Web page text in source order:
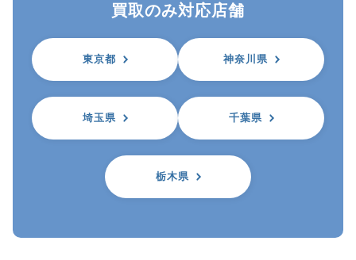
買取のみ対応店舗
東京都 神奈川県
埼玉県 千葉県
栃木県